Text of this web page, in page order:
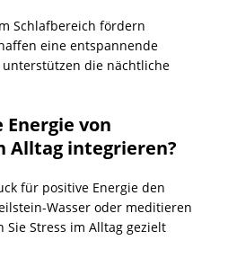
Schlafbereich fördern
eine entspannende
unterstützen die nächtliche
von
Alltag integrieren?
für positive Energie den
Wasser oder meditieren
Sie Stress im Alltag gezielt